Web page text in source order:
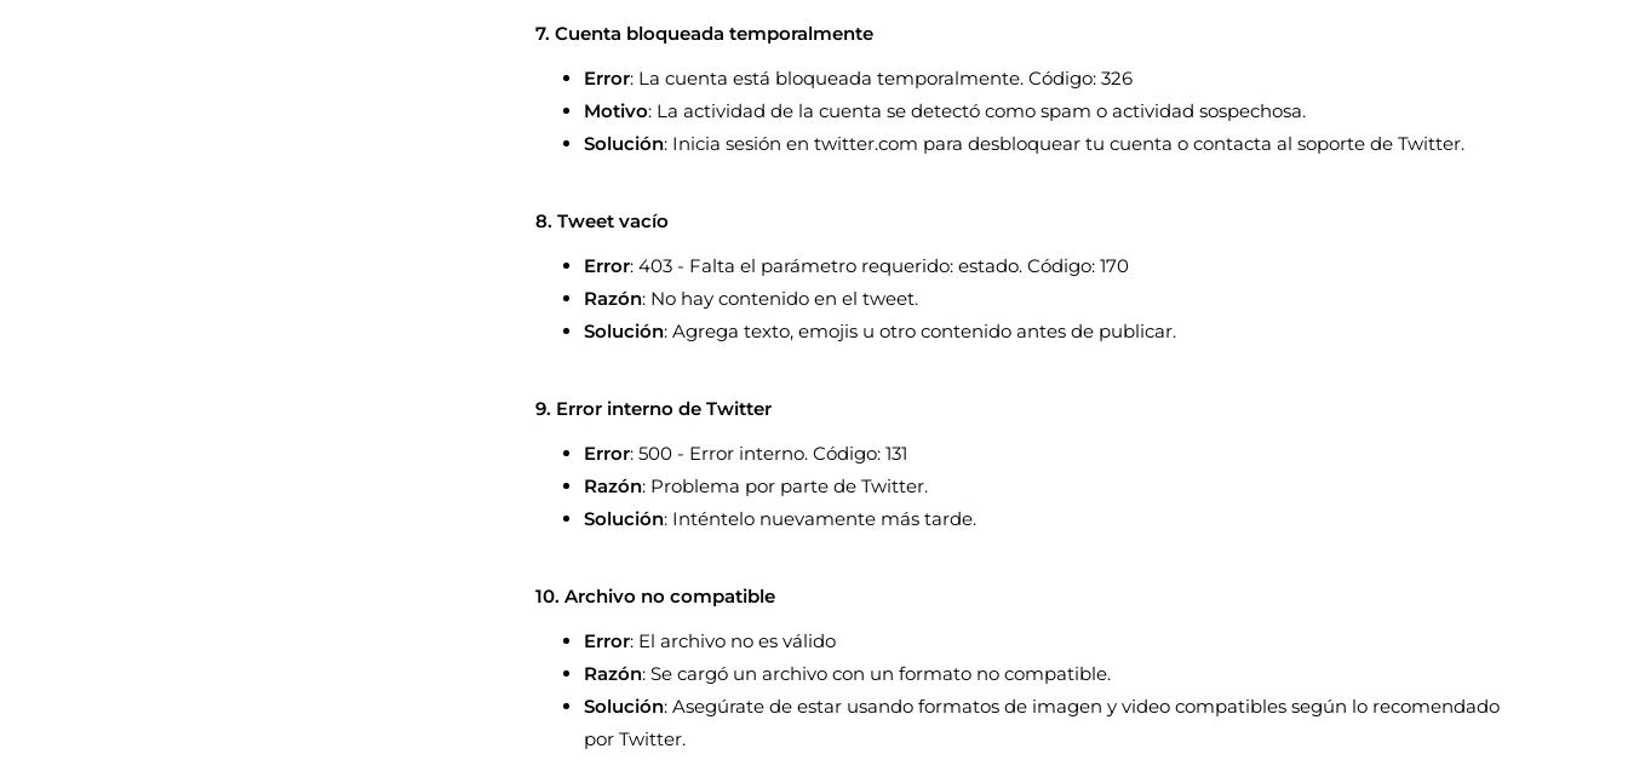
7. Cuenta bloqueada temporalmente
Error: La cuenta está bloqueada temporalmente. Código: 326
Motivo: La actividad de la cuenta se detectó como spam o actividad sospechosa.
Solución: Inicia sesión en twitter.com para desbloquear tu cuenta o contacta al soporte de Twitter.
8. Tweet vacío
Error: 403 - Falta el parámetro requerido: estado. Código: 170
Razón: No hay contenido en el tweet.
Solución: Agrega texto, emojis u otro contenido antes de publicar.
9. Error interno de Twitter
Error: 500 - Error interno. Código: 131
Razón: Problema por parte de Twitter.
Solución: Inténtelo nuevamente más tarde.
10. Archivo no compatible
Error: El archivo no es válido
Razón: Se cargó un archivo con un formato no compatible.
Solución: Asegúrate de estar usando formatos de imagen y video compatibles según lo recomendado
por Twitter.